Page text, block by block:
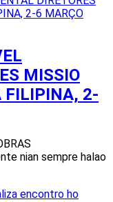
MISSIO
FILIPINA, 2-
nian sempre halao